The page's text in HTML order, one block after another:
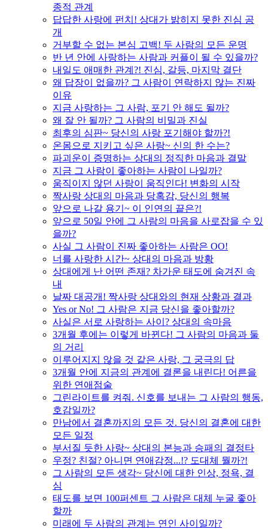
종적 관계
답답한 사랑에 펀치! 상대가 밝히지 못한 진심 공
개
거부할 수 없는 본심 고백! 두 사람의 모든 운명
반 년 안에 사랑하는 사람과 커플이 될 수 있을까?
내일도 애매한 관계?! 진심, 갈등, 마지막 결단
왜 답장이 없을까? 그 사람이 연락하지 않는 진짜
이유
지금 사랑하는 그 사람, 포기 안 해도 될까?
왜 잘 안 될까? 그 사람의 비밀과 진실
최후의 심판~ 당신의 사랑 포기해야 할까?!
온몸으로 지키고 싶은 사랑~ 신의 한 수는?
파괴운이 증명하는 상대의 정직한 마음과 결말
지금 그 사람이 좋아하는 사람이 나일까?
움직이지 않던 사랑이 움직인다! 변화의 시작
짝사랑 상대의 마음과 당혹감, 당신의 행복
앞으로 나갈 용기~ 이 인연의 끝은?!
앞으로 50일 안에 그 사람의 마음을 사로잡을 수 있
을까?
사실 그 사람이 진짜 좋아하는 사람은 OO!
너를 사랑한 시간~ 상대의 마음과 방황
상대에게 난 어떤 존재? 차가운 태도에 숨겨진 속
내
날짜 대공개! 짝사랑 상대와의 현재 상황과 결과
Yes or No! 그 사람은 지금 당신을 좋아할까?
사실은 서로 사랑하는 사이? 상대의 속마음
3개월 후에는 이렇게 바뀐다! 그 사람의 마음과 둘
의 거리
이루어지지 않을 것 같은 사랑, 그 궁극의 답
3개월 안에 지금의 관계에 결론을 내린다! 어른을
위한 연애점술
그린라이트를 켜줘. 신호를 보내는 그 사람의 행동,
호감일까?
만남에서 결혼까지의 모든 것. 당신의 결혼에 대한
모든 일정
부서질 듯한 사랑~ 상대의 본능과 승패의 결정타
우정? 친절? 아니면 연애감정...!? 도대체 뭘까?!
그 사람의 모든 생각~ 당신에 대한 인상, 정욕, 결
심
태도를 보면 100퍼센트 그 사람은 대체 누굴 좋아
할까
미래에 두 사람의 관계는 연인 사이일까?